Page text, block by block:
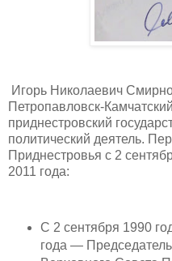
Игорь Николаевич
Петропавловск-
приднестровский
политический деятель.
Приднестровья с 2
2011 года:
С 2 сентября 1990
года —